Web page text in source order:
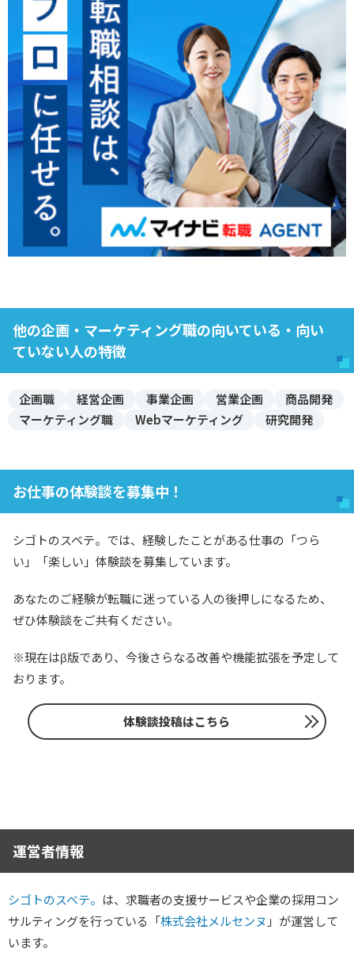
他の企画・マーケティング職の向いている・向い
ていない人の特徴
企画職 経営企画 事業企画 営業企画
商品開発
マーケティング職
Webマーケティング 研究開発
お仕事の体験談を募集中！
シゴトのスベテ。では、経験したことがある仕事の「つら
い」「楽しい」体験談を募集しています。
あなたのご経験が転職に迷っている人の後押しになるため、
ぜひ体験談をご共有ください。
※現在はβ版であり、今後さらなる改善や機能拡張を予定して
おります。
体験談投稿はこちら
運営者情報
シゴトのスベテ。 は、求職者の支援サービスや企業の採用コン
サルティングを行っている「株式会社メルセンヌ 」が運営して
います。